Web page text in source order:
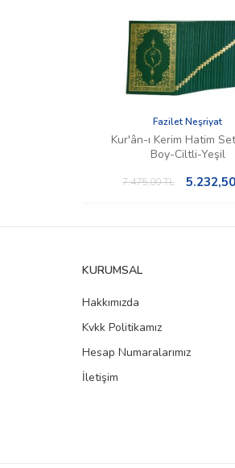
Fazilet Neşriyat
Kur'ân-ı Kerim Hatim
Boy-Ciltli-Yeşil
7.475,00TL 5.232,50
KURUMSAL
Hakkımızda
Kvkk Politikamız
Hesap Numaralarımız
İletişim